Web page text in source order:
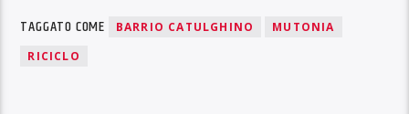
TAGGATO COME BARRIO CATULGHINO
MUTONIA
RICICLO